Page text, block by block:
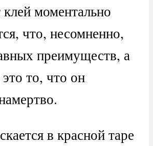
моментально
что, несомненно,
преимуществ, а
то, что он
в красной таре